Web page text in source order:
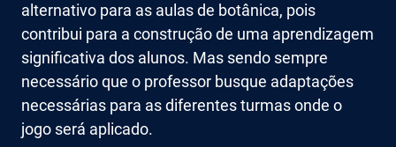
alternativo para as aulas de botânica, pois
contribui para a construção de uma aprendizagem
significativa dos alunos. Mas sendo sempre
necessário que o professor busque adaptações
necessárias para as diferentes turmas onde o
jogo será aplicado.